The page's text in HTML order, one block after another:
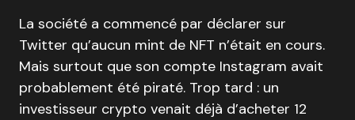
La société a commencé par déclarer sur
Twitter qu’aucun mint de NFT n’était en cours.
Mais surtout que son compte Instagram avait
probablement été piraté. Trop tard : un
investisseur crypto venait déjà d’acheter 12